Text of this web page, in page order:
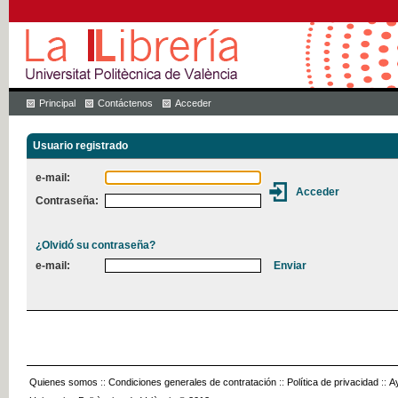
Principal Contáctenos Acceder
Usuario registrado
e-mail:
Contraseña:
¿Olvidó su contraseña?
e-mail:
Quienes somos :: Condiciones generales de contratación :: Política de privacidad ::